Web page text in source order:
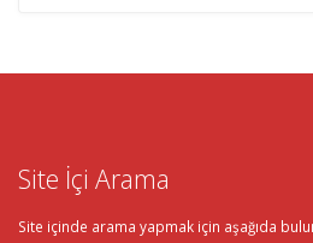
Site İçi Arama
Site içinde arama yapmak için aşağıda